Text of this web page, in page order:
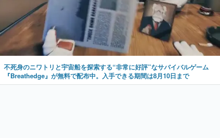
不死身のニワトリと宇宙船を探索する“非常に好評”なサバイバルゲーム
『Breathedge』が無料で配布中。入手できる期間は8月10日まで